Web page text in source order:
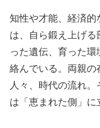
知性や才能、経済
は、自ら鍛え上げ
った遺伝、育った
絡んでいる。両親の
人々、時代の流れ
は「恵まれた側」に